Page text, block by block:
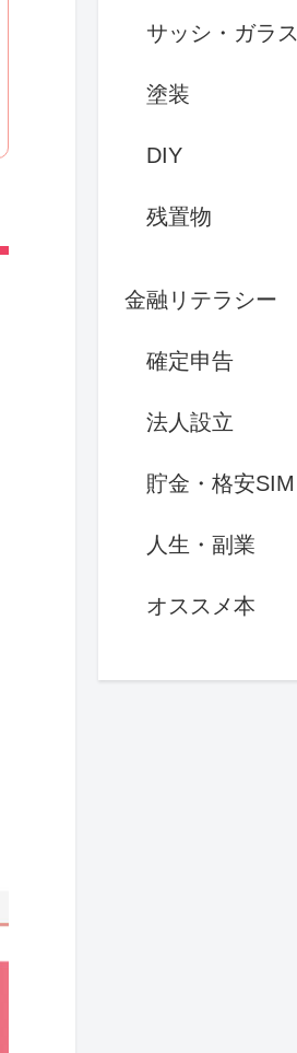
サッシ・ガラス
塗装
DIY
残置物
金融リテラシー
確定申告
法人設立
貯金・格安SIM
人生・副業
オススメ本